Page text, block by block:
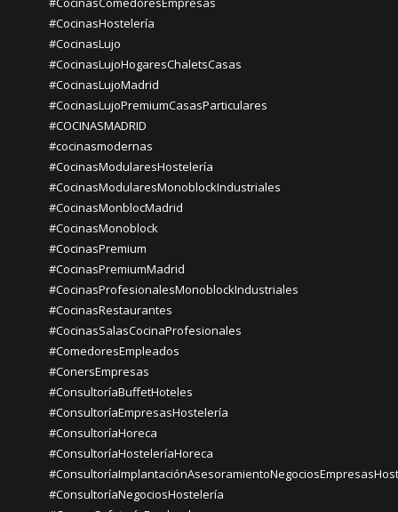
#CocinasHostelería
#CocinasLujo
#CocinasLujoHogaresChaletsCasas
#CocinasLujoMadrid
#CocinasLujoPremiumCasasParticulares
#COCINASMADRID
#cocinasmodernas
#CocinasModularesHostelería
#CocinasModularesMonoblockIndustriales
#CocinasMonblocMadrid
#CocinasMonoblock
#CocinasPremium
#CocinasPremiumMadrid
#CocinasProfesionalesMonoblockIndustriales
#CocinasRestaurantes
#CocinasSalasCocinaProfesionales
#ComedoresEmpleados
#ConersEmpresas
#ConsultoríaBuffetHoteles
#ConsultoríaEmpresasHostelería
#ConsultoríaHoreca
#ConsultoríaHosteleríaHoreca
#ConsultoríaNegociosHostelería